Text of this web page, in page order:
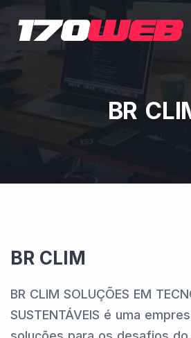
BR
BR CLIM
BR CLIM SOLUÇÕES EM
SUSTENTÁVEIS é uma